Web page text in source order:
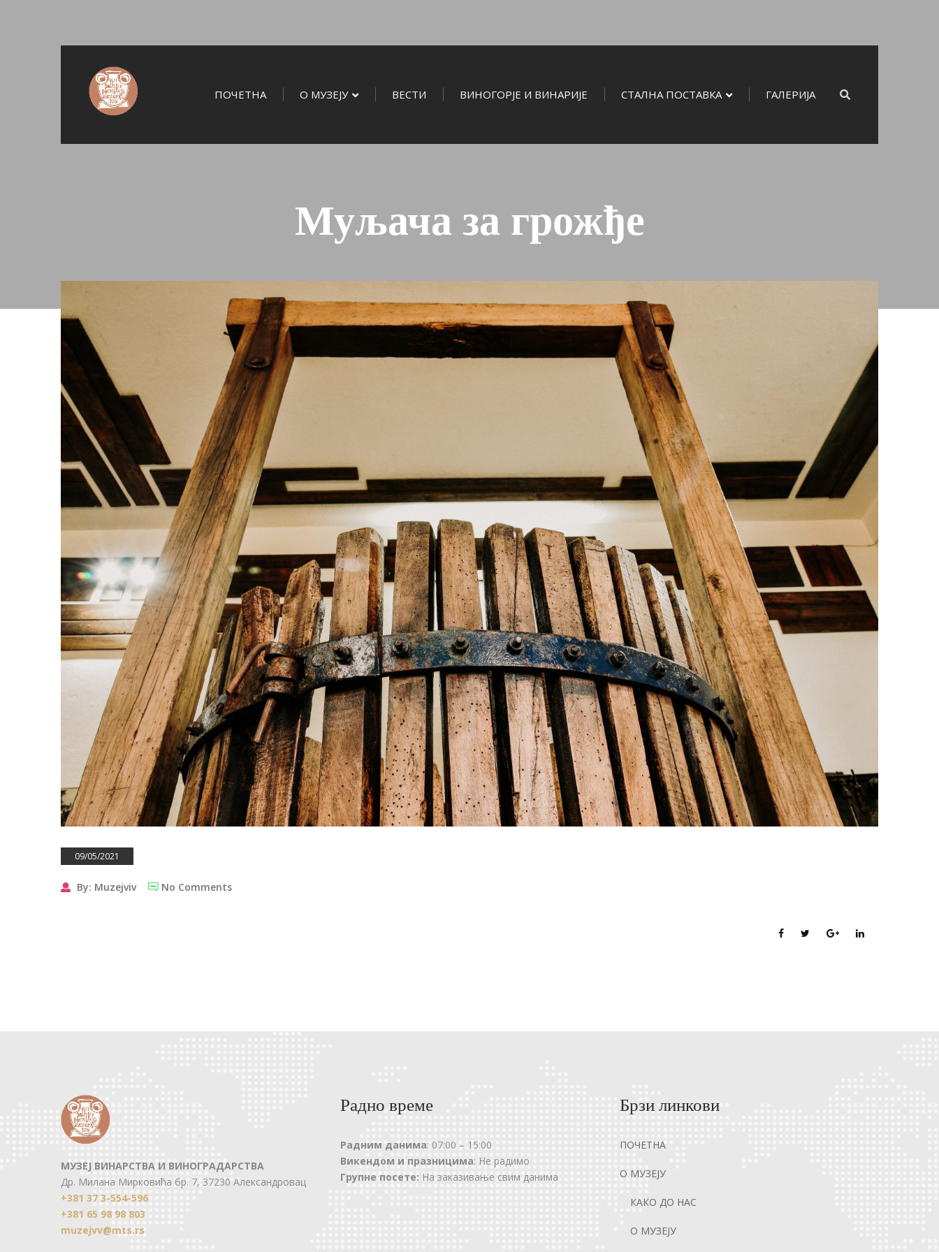
ПОЧЕТНА О МУЗЕЈУ ВЕСТИ ВИНОГОРЈЕ И ВИНАРИЈЕ СТАЛНА ПОСТАВКА ГАЛЕРИЈА
Муљача за грожђе
09/05/2021
By: Muzejviv No Comments
МУЗЕЈ ВИНАРСТВА И ВИНОГРАДАРСТВА
Др. Милана Мирковића бр. 7, 37230 Александровац
+381 37 3-554-596
+381 65 98 98 803
muzejvv@mts.rs
Радно време
Радним данима: 07:00 – 15:00
Викендом и празницима: Не радимо
Групне посете: На заказивање свим данима
Брзи линкови
ПОЧЕТНА
О МУЗЕЈУ
КАКО ДО НАС
О МУЗЕЈУ